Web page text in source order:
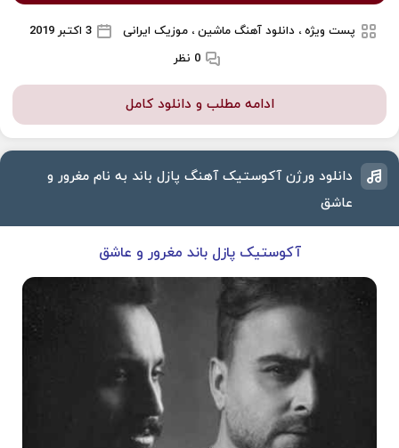
پست ویژه ، دانلود آهنگ ماشین ، موزیک ایرانی
3 اکتبر 2019
0 نظر
ادامه مطلب و دانلود کامل
دانلود ورژن آکوستیک آهنگ پازل باند به نام مغرور و
عاشق
آکوستیک پازل باند مغرور و عاشق